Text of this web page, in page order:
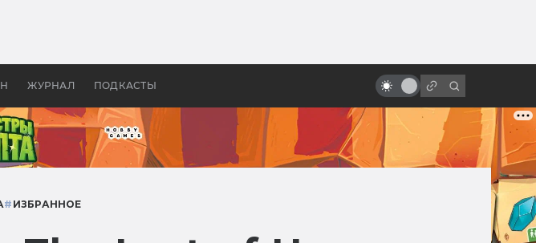
ЖУРНАЛ ПОДКАСТЫ
Древней Грецией
страньше!
# ИЗБРАННОЕ